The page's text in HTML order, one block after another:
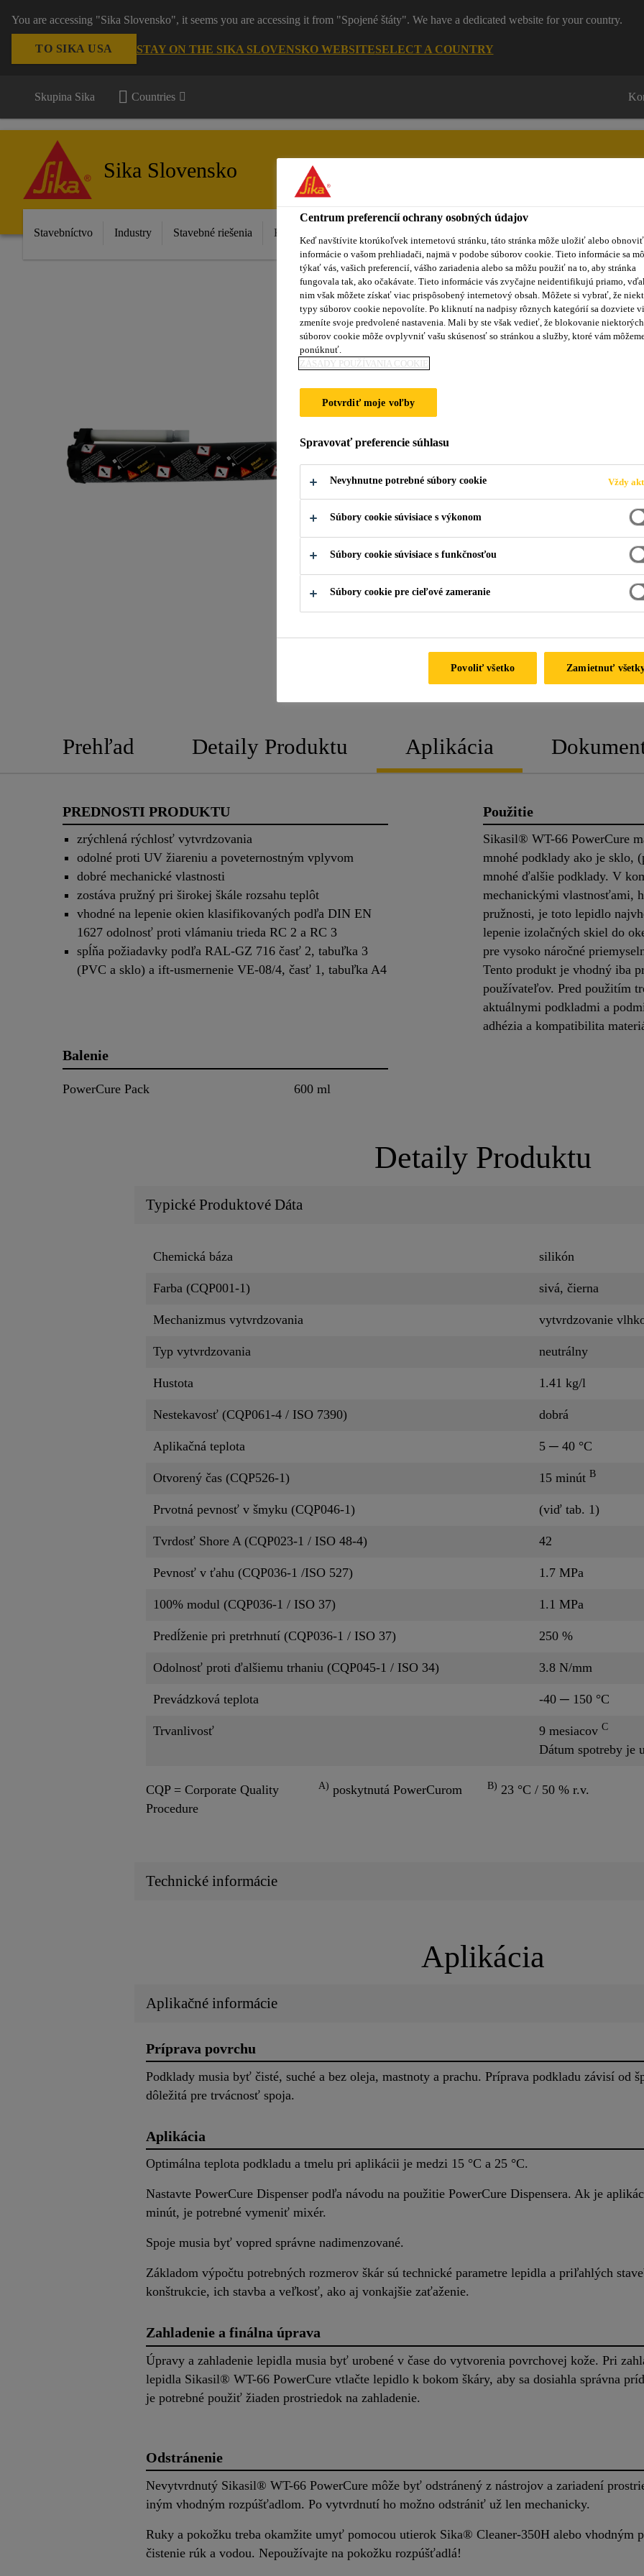
You are accessing "Sika Slovensko", it seems you are accessing it from "Spojené štáty". We have a dedicated website for your country.
TO SIKA USA STAY ON THE SIKA SLOVENSKO WEBSITESELECT A COUNTRY
Skupina Sika Countries
Sika Slovensko
Stavebníctvo Industry Stavebné riešenia Katalóg produktov
Sikasil® WT-66
Zrýchlené/ akcelerované lepidlo na lepenie
Sikasil® WT-66 PowerCure je zrýchlené 1-
izolačných skiel do okenných rámov a na iné
zrýchlená rýchlosť vytvrdzovania
odolné proti UV žiareniu a poveternostným
dobré mechanické vlastnosti
KONTAKTUJTE NÁS
PRODUKTOVÝ
LIST
KARTA
ÚDAJOV
Prehľad Detaily Produktu Aplikácia
PREDNOSTI PRODUKTU
zrýchlená rýchlosť vytvrdzovania
odolné proti UV žiareniu a poveternostným vplyvom
dobré mechanické vlastnosti
zostáva pružný pri širokej škále rozsahu teplôt
vhodné na lepenie okien klasifikovaných podľa DIN EN
1627 odolnosť proti vlámaniu trieda RC 2 a RC 3
spĺňa požiadavky podľa RAL-GZ 716 časť 2, tabuľka 3
(PVC a sklo) a ift-usmernenie VE-08/4, časť 1, tabuľka A4
Použitie
Sikasil® WT-66 PowerCure
mnohé podklady ako je sklo,
mnohé ďalšie podklady. V
mechanickými vlastnosťami,
pružnosti, je toto lepidlo
lepenie izolačných skiel do
pre vysoko náročné
Tento produkt je vhodný iba
používateľov. Pred použitím
aktuálnymi podkladmi a
adhézia a kompatibilita
Balenie
PowerCure Pack 600 ml
Detaily Produktu
Typické Produktové Dáta
Chemická báza silikón
Farba (CQP001-1) sivá, čierna
Mechanizmus vytvrdzovania vytvrdzovanie
Typ vytvrdzovania neutrálny
Hustota 1.41 kg/l
Nestekavosť (CQP061-4 / ISO 7390) dobrá
Aplikačná teplota 5 ─ 40 °C
Otvorený čas (CQP526-1) 15 minút B
Prvotná pevnosť v šmyku (CQP046-1) (viď tab. 1)
Tvrdosť Shore A (CQP023-1 / ISO 48-4) 42
Pevnosť v ťahu (CQP036-1 /ISO 527) 1.7 MPa
100% modul (CQP036-1 / ISO 37) 1.1 MPa
Predĺženie pri pretrhnutí (CQP036-1 / ISO 37) 250 %
Odolnosť proti ďalšiemu trhaniu (CQP045-1 / ISO 34) 3.8 N/mm
Prevádzková teplota -40 ─ 150 °C
Trvanlivosť 9 mesiacov C
Dátum spotreby je
CQP = Corporate Quality
Procedure
A) poskytnutá PowerCurom B) 23 °C / 50 % r.v.
Technické informácie
Aplikácia
Aplikačné informácie
Príprava povrchu
Podklady musia byť čisté, suché a bez oleja, mastnoty a prachu. Príprava podkladu závisí od
dôležitá pre trvácnosť spoja.
Aplikácia
Optimálna teplota podkladu a tmelu pri aplikácii je medzi 15 °C a 25 °C.
Nastavte PowerCure Dispenser podľa návodu na použitie PowerCure Dispensera. Ak je
minút, je potrebné vymeniť mixér.
Spoje musia byť vopred správne nadimenzované.
Základom výpočtu potrebných rozmerov škár sú technické parametre lepidla a priľahlých
konštrukcie, ich stavba a veľkosť, ako aj vonkajšie zaťaženie.
Zahladenie a finálna úprava
Úpravy a zahladenie lepidla musia byť urobené v čase do vytvorenia povrchovej kože. Pri
lepidla Sikasil® WT-66 PowerCure vtlačte lepidlo k bokom škáry, aby sa dosiahla správna
je potrebné použiť žiaden prostriedok na zahladenie.
Odstránenie
Nevytvrdnutý Sikasil® WT-66 PowerCure môže byť odstránený z nástrojov a zariadení
iným vhodným rozpúšťadlom. Po vytvrdnutí ho možno odstrániť už len mechanicky.
Ruky a pokožku treba okamžite umyť pomocou utierok Sika® Cleaner-350H alebo vhodným
čistenie rúk a vodou. Nepoužívajte na pokožku rozpúšťadlá!
Centrum preferencií ochrany osobných údajov
Keď navštívite ktorúkoľvek internetovú stránku, táto stránka môže uložiť alebo obnoviť
informácie o vašom prehliadači, najmä v podobe súborov cookie. Tieto informácie sa
týkať vás, vašich preferencií, vášho zariadenia alebo sa môžu použiť na to, aby stránka
fungovala tak, ako očakávate. Tieto informácie vás zvyčajne neidentifikujú priamo,
nim však môžete získať viac prispôsobený internetový obsah. Môžete si vybrať, že
typy súborov cookie nepovolíte. Po kliknutí na nadpisy rôznych kategórií sa dozviete
zmeníte svoje predvolené nastavenia. Mali by ste však vedieť, že blokovanie niektorých
súborov cookie môže ovplyvniť vašu skúsenosť so stránkou a služby, ktoré vám
ponúknuť.
ZÁSADY POUŽÍVANIA COOKIE
Potvrdiť moje voľby
Spravovať preferencie súhlasu
Nevyhnutne potrebné súbory cookie Vždy
Súbory cookie súvisiace s výkonom
Súbory cookie súvisiace s funkčnosťou
Súbory cookie pre cieľové zameranie
Zamietnuť
Povoliť všetko